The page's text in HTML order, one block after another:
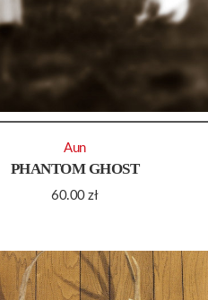
PHANTOM GHOST
60.00zł
Aun